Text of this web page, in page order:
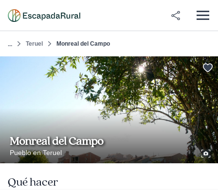
... Teruel Monreal del Campo
Monreal del Campo
Pueblo en Teruel
Qué hacer